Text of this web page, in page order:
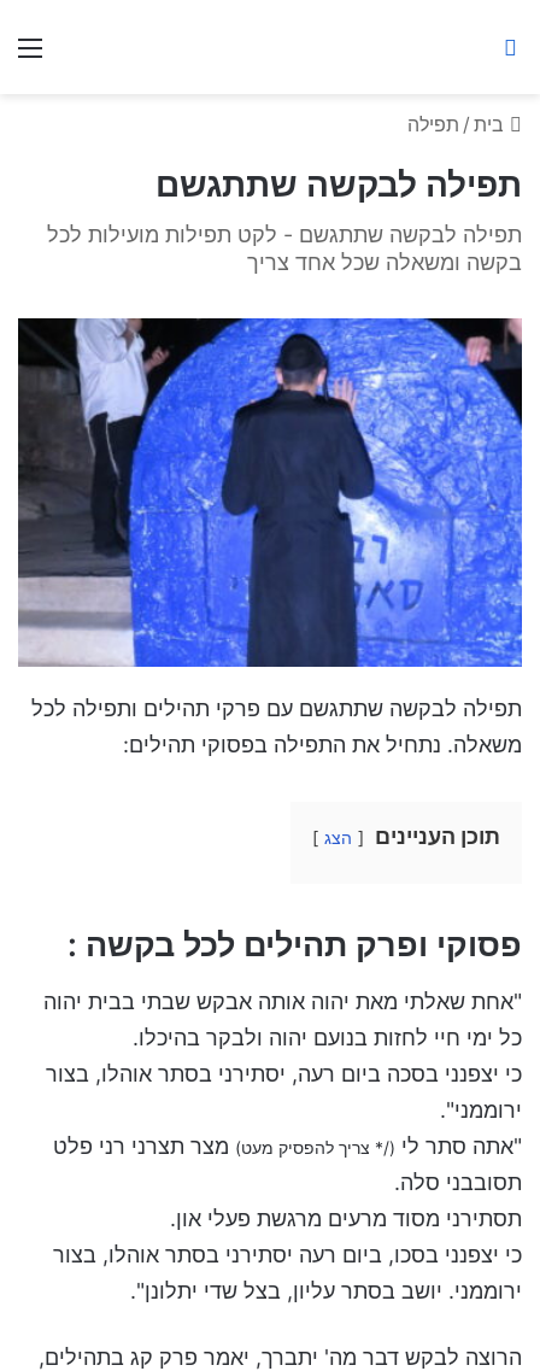
בית / תפילה
תפילה לבקשה שתתגשם
תפילה לבקשה שתתגשם - לקט תפילות מועילות לכל
בקשה ומשאלה שכל אחד צריך
תפילה לבקשה שתתגשם עם פרקי תהילים ותפילה לכל
משאלה. נתחיל את התפילה בפסוקי תהילים:
תוכן העניינים הצג
פסוקי ופרק תהילים לכל בקשה :
"אחת שאלתי מאת יהוה אותה אבקש שבתי בבית יהוה
כל ימי חיי לחזות בנועם יהוה ולבקר בהיכלו.
כי יצפנני בסכה ביום רעה, יסתירני בסתר אוהלו, בצור
ירוממני".
"אתה סתר לי (/* צריך להפסיק מעט) מצר תצרני רני פלט
תסובבני סלה.
תסתירני מסוד מרעים מרגשת פעלי און.
כי יצפנני בסכו, ביום רעה יסתירני בסתר אוהלו, בצור
ירוממני. יושב בסתר עליון, בצל שדי יתלונן".
הרוצה לבקש דבר מה' יתברך, יאמר פרק קג בתהילים,